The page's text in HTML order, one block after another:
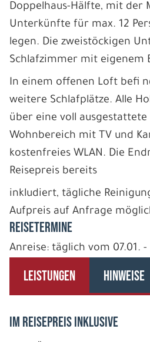
Doppelhaus-Hälfte, mit der
Unterkünfte für max. 12
legen. Die zweistöckigen
Schlafzimmer mit eigenem
In einem offenen Loft befi
weitere Schlafplätze. Alle
über eine voll ausgestattete
Wohnbereich mit TV und
kostenfreies WLAN. Die
Reisepreis bereits
inkludiert, tägliche
Aufpreis auf Anfrage
REISETERMINE
Anreise: täglich vom 07.01. -
LEISTUNGEN HINWEISE
IM REISEPREIS INKLUSIVE